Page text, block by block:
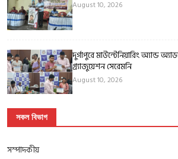
August 10, 2026
দুর্গাপুরে মাউন্টেনিয়ারিং অ্যান্ড
গ্র্যাজুয়েশন সেরেমনি
August 10, 2026
সকল বিভাগ
সম্পাদকীয়